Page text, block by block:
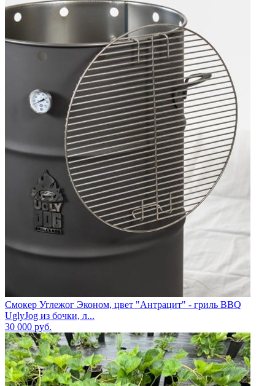
Смокер Углежог Эконом, цвет "Антрацит" - гриль BBQ
UglyJog из бочки, л...
30 000 руб.